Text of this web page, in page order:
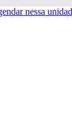
nessa